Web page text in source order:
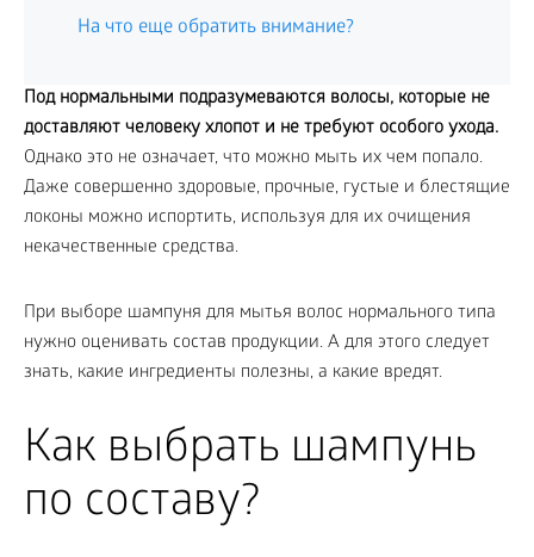
На что еще обратить внимание?
Под нормальными подразумеваются волосы, которые не
доставляют человеку хлопот и не требуют особого ухода.
Однако это не означает, что можно мыть их чем попало.
Даже совершенно здоровые, прочные, густые и блестящие
локоны можно испортить, используя для их очищения
некачественные средства.
При выборе шампуня для мытья волос нормального типа
нужно оценивать состав продукции. А для этого следует
знать, какие ингредиенты полезны, а какие вредят.
Как выбрать шампунь
по составу?